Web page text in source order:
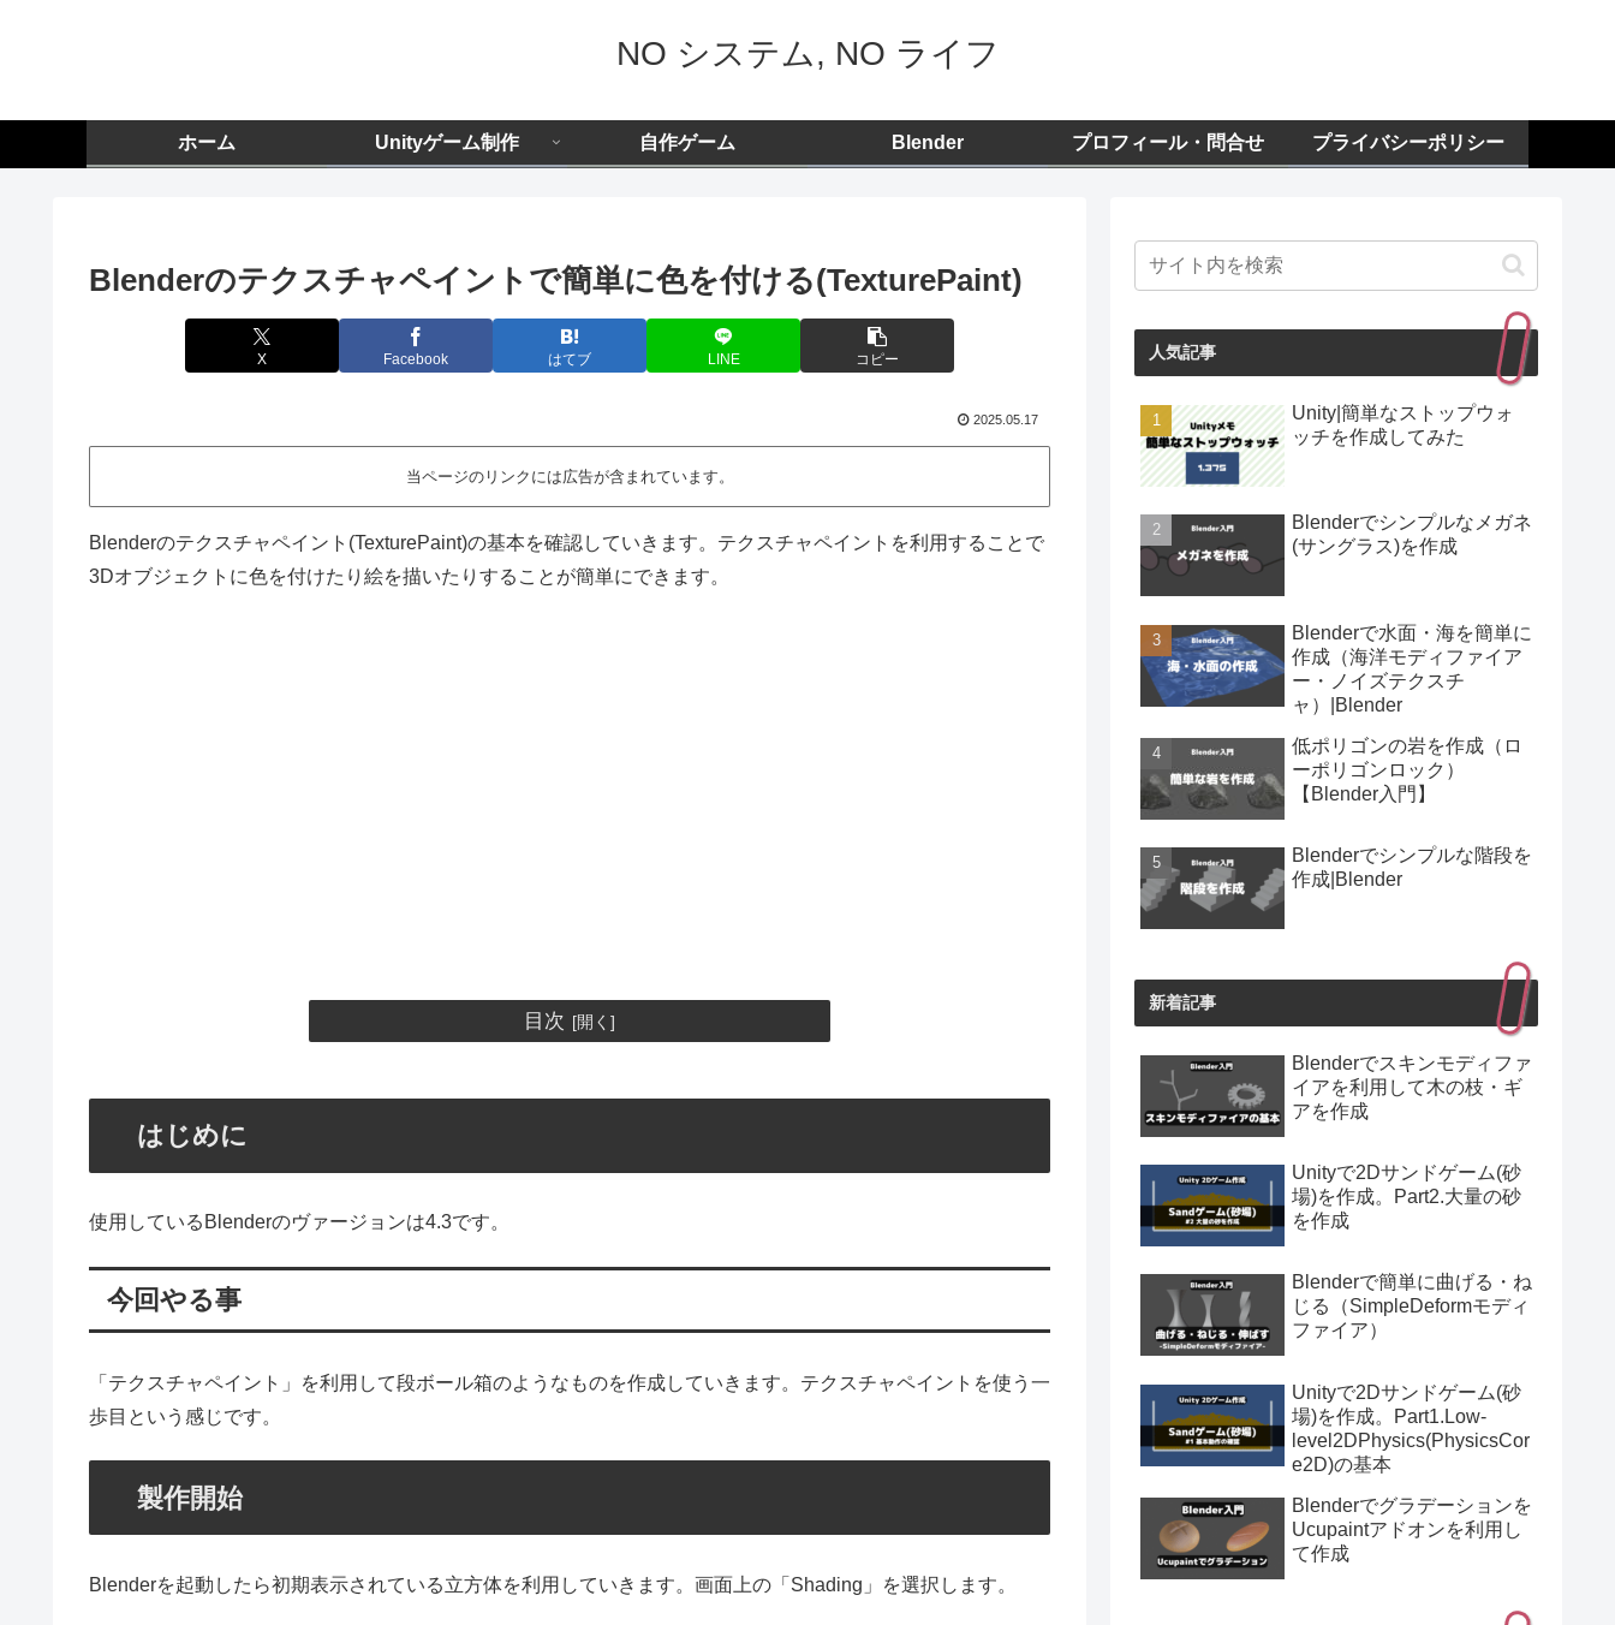
NO システム, NO ライフ
ホーム Unityゲーム制作 自作ゲーム Blender プロフィール・問合せ プライバシーポリシー
Blenderのテクスチャペイントで簡単に色を付ける(TexturePaint)
X Facebook はてブ LINE コピー
2025.05.17
当ページのリンクには広告が含まれています。
Blenderのテクスチャペイント(TexturePaint)の基本を確認していきます。テクスチャペイントを利用することで
3Dオブジェクトに色を付けたり絵を描いたりすることが簡単にできます。
目次
はじめに
使用しているBlenderのヴァージョンは4.3です。
今回やる事
「テクスチャペイント」を利用して段ボール箱のようなものを作成していきます。テクスチャペイントを使う一
歩目という感じです。
製作開始
Blenderを起動したら初期表示されている立方体を利用していきます。画面上の「Shading」を選択します。
人気記事
Unity|簡単なストップウォ
ッチを作成してみた
Blenderでシンプルなメガネ
(サングラス)を作成
Blenderで水面・海を簡単に
作成（海洋モディファイア
ー・ノイズテクスチ
ャ）|Blender
低ポリゴンの岩を作成（ロ
ーポリゴンロック）
【Blender入門】
Blenderでシンプルな階段を
作成|Blender
新着記事
Blenderでスキンモディファ
イアを利用して木の枝・ギ
アを作成
Unityで2Dサンドゲーム(砂
場)を作成。Part2.大量の砂
を作成
Blenderで簡単に曲げる・ね
じる（SimpleDeformモディ
ファイア）
Unityで2Dサンドゲーム(砂
場)を作成。Part1.Low-
level2DPhysics(PhysicsCor
e2D)の基本
Blenderでグラデーションを
Ucupaintアドオンを利用し
て作成